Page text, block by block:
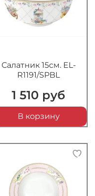
Салатник 15см. EL-
R1191/SPBL
1 510 руб
В корзину